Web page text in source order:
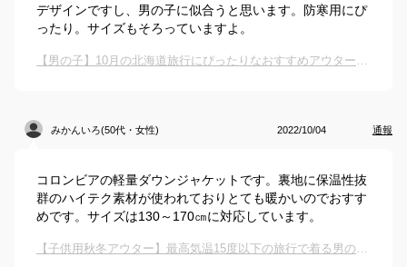
デザインですし、男の子に似合うと思います。防寒用にぴ
ったり。サイズもそろっていますよ。
【男の子】10月の北海道旅行にぴったりなおすすめアウターは？
みかんいろ(50代・女性) 2022/10/04 通報
コロンビアの軽量ダウンジャケットです。裏地に保温性抜
群のハイテク素材が使われておりとても暖かいのでおすす
めです。サイズは130～170㎝に対応しています。
【子供用秋冬アウター】最高気温15度以下の旅行で着る男の子向け厚手上着のおすすめは？